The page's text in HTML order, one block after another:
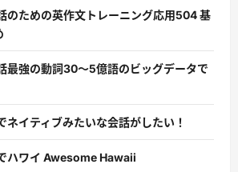
のための英作文トレーニング応用504 基
最強の動詞30〜5億語のビッグデータで
ネイティブみたいな会話がしたい！
ハワイ Awesome Hawaii